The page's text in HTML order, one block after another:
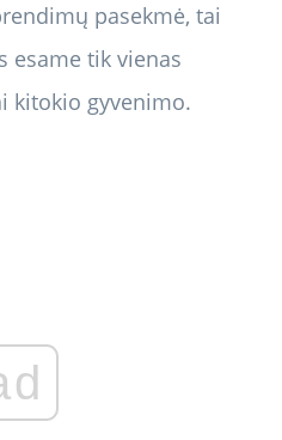
pasekmė, tai
esame tik vienas
kitokio gyvenimo.